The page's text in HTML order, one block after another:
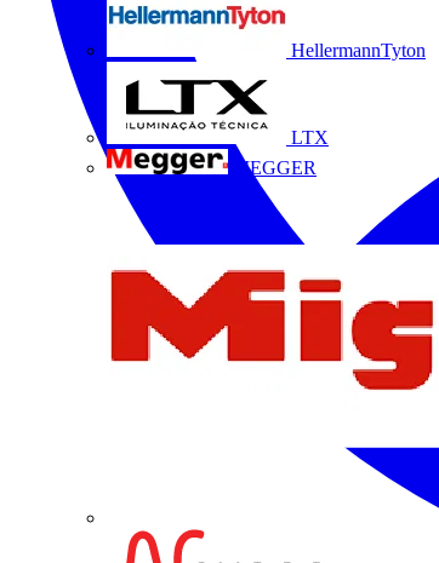
HellermannTyton
LTX
MEGGER